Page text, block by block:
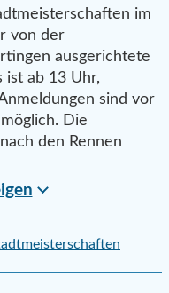
im
von der
ausgerichtete
ist ab 13 Uhr,
sind vor
Die
den Rennen